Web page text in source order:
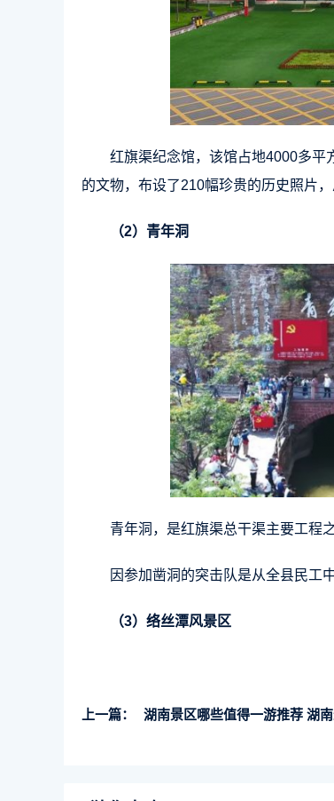
红旗渠纪念馆，该馆占地4000多平
的文物，布设了210幅珍贵的历史照片，
（2）青年洞
青年洞，是红旗渠总干渠主要工程
因参加凿洞的突击队是从全县民工
（3）络丝潭风景区
上一篇： 湖南景区哪些值得一游推荐 湖南最具代表性